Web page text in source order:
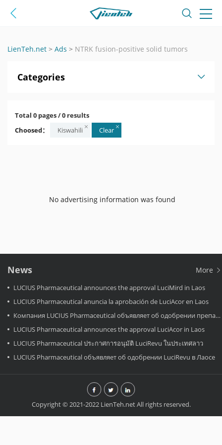
LienTeh.net > Ads > NTRK fusion-positive solid tumors
Categories
Total 0 pages / 0 results
Choosed：
Kiswahili Clear
No advertising information was found
News More
LUCIUS Pharmaceutical announces the approval LuciMird in Laos
LUCIUS Pharmaceutical anuncia la aprobación de LuciAcor en Laos
Компания LUCIUS Pharmaceutical объявляет об одобрении препарата LuciAcor в Лаосе.
LUCIUS Pharmaceutical announces the approval LuciAcor in Laos
LUCIUS Pharmaceutical ประกาศการอนุมัติ LuciRevu ในประเทศลาว
LUCIUS Pharmaceutical объявляет об одобрении LuciRevu в Лаосе
Copyright © 2021-2022 LienTeh.net All rights reserved.